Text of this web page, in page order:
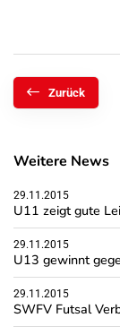
Zurück
Weitere News
29.11.2015
U11 zeigt gute
29.11.2015
U13 gewinnt
29.11.2015
SWFV Futsal